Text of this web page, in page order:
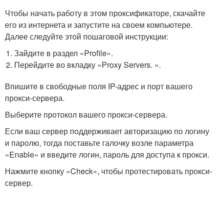
Чтобы начать работу в этом проксификаторе, скачайте
его из интернета и запустите на своем компьютере.
Далее следуйте этой пошаговой инструкции:
Зайдите в раздел «Profile».
Перейдите во вкладку «Proxy Servers. ».
Впишите в свободные поля IP-адрес и порт вашего
прокси-сервера.
Выберите протокол вашего прокси-сервера.
Если ваш сервер поддерживает авторизацию по логину
и паролю, тогда поставьте галочку возле параметра
«Enable» и введите логин, пароль для доступа к прокси.
Нажмите кнопку «Check», чтобы протестировать прокси-
сервер.